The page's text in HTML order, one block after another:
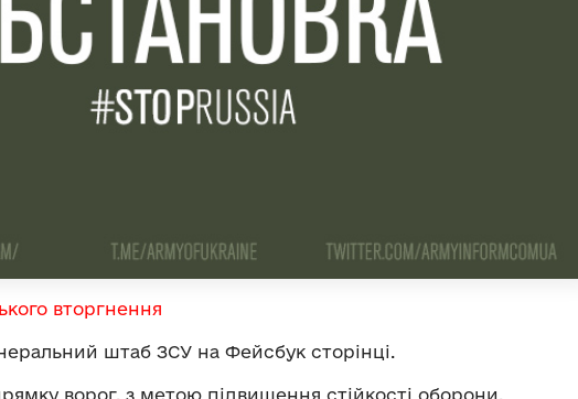
вторгнення
штаб ЗСУ на Фейсбук сторінці.
ворог, з метою підвищення стійкості оборони,